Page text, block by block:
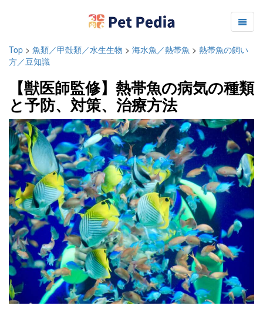
Top > 魚類／甲殻類／水生生物 > 海水魚／熱帯魚 > 熱帯魚の飼い
方／豆知識
【獣医師監修】熱帯魚の病気の種類
と予防、対策、治療方法